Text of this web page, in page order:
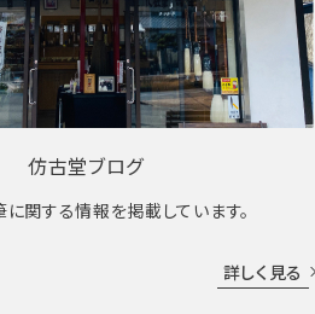
仿古堂ブログ
関する情報を掲載しています。
詳しく見る